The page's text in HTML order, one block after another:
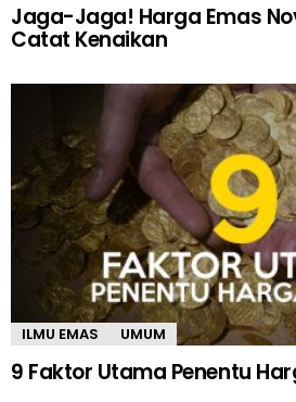
Jaga-Jaga! Harga Emas
Catat Kenaikan
ILMU EMAS UMUM
9 Faktor Utama Penentu